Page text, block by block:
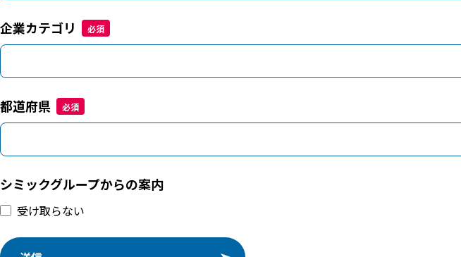
企業カテゴリ
都道府県
シミックグループからの案内
受け取らない